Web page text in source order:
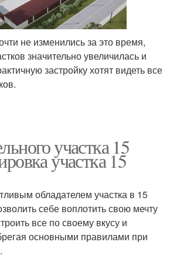
не изменились за это время,
значительно увеличилась и
застройку хотят видеть все
участка 15
участка 15
обладателем участка в 15
себе воплотить свою мечту
все по своему вкусу и
основными правилами при